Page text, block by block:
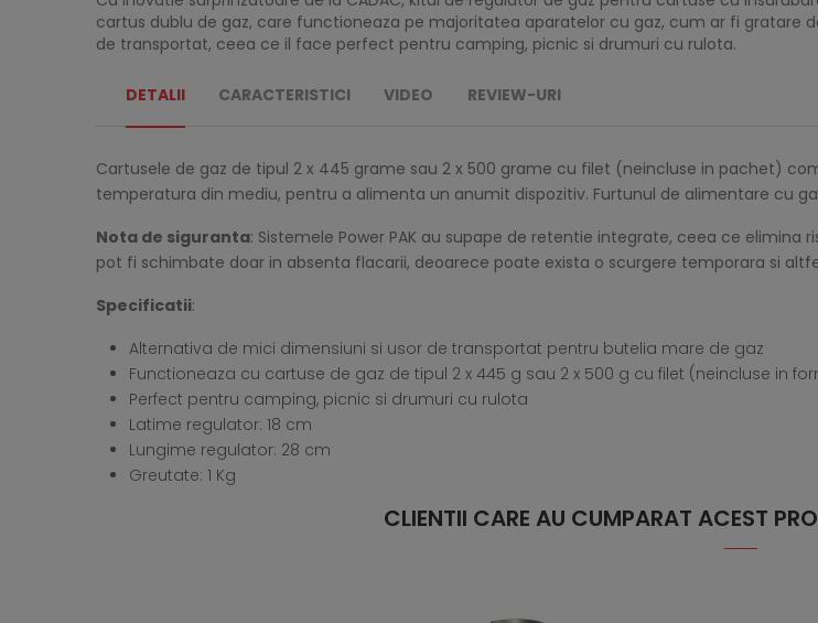
cartus dublu de gaz, care functioneaza pe majoritatea aparatelor cu gaz, cum ar fi gratare
de transportat, ceea ce il face perfect pentru camping, picnic si drumuri cu rulota.
DETALII CARACTERISTICI VIDEO REVIEW-URI
Cartusele de gaz de tipul 2 x 445 grame sau 2 x 500 grame cu filet (neincluse in pachet)
temperatura din mediu, pentru a alimenta un anumit dispozitiv. Furtunul de alimentare cu
Nota de siguranta: Sistemele Power PAK au supape de retentie integrate, ceea ce
pot fi schimbate doar in absenta flacarii, deoarece poate exista o scurgere temporara si
Specificatii:
Alternativa de mici dimensiuni si usor de transportat pentru butelia mare de gaz
Functioneaza cu cartuse de gaz de tipul 2 x 445 g sau 2 x 500 g cu filet (neincluse in
Perfect pentru camping, picnic si drumuri cu rulota
Latime regulator: 18 cm
Lungime regulator: 28 cm
Greutate: 1 Kg
CLIENTII CARE AU CUMPARAT ACEST